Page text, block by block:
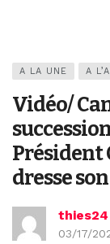
A LA UNE A
Vidéo/
Président
dresse
thies24
03/17/